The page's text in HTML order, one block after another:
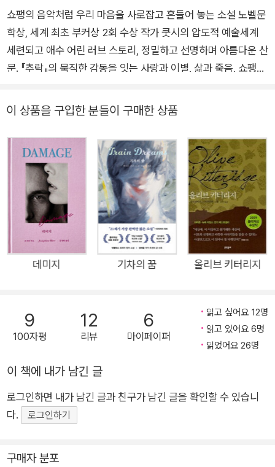
쇼팽의 음악처럼 우리 마음을 사로잡고 흔들어 놓는 소설 노벨문
학상, 세계 최초 부커상 2회 수상 작가 쿳시의 압도적 예술세계
세련되고 애수 어린 러브 스토리, 정밀하고 선명하며 아름다운 산
문. 『추락』의 묵직한 감동을 잇는 사랑과 이별, 삶과 죽음, 쇼팽의
머금고 죽을 겁니다.” 음악이 사람을 더 좋게 만든다고 생각하는,
한 쇼팽 전문 폴란드 피아니스트. 두 사람 사이에 벌어지는 은밀
한 사랑 이야기가 간결하지만 팽팽하게 감긴 스프링 같은 산문으
로 그려진다. 곧 마음 깊은 곳의 에너지를 폭발시키는 놀라운 반
전이 기다리고 있다. 이 소설은 원제 『The Pole(폴란드인)』이 상
징하는 것처럼 폴란드 출신 작곡가 쇼팽의 사랑 이야기가 기저에
깔려 있다. 쇼팽과 그의 연인 상드가 도피 여행을 한 마요르카에
서 남녀 주인공의 관계가 전환점을 갖는다. 피아니스트가 주인공
이어서 음악 소설처럼 읽히기도 한다. 쇼팽 음악을 바흐 풍으로
하는 이들을 사로잡는 흥미로운 요소가 곳곳에 숨어 있다. 이 소
설은 또 단테의 『새로운 인생』과 『신곡』에 나오는 단테와 베아트
리체 이야기가 하나의 원형으로 등장한다. 단테의 스토리는 남성
의 시각에서 쓴 것이지만, 『폴란드인』은 뮤즈인 여성의 시각에서
쓴 것이어서 큰 차이가 있다. J.M. 쿳시는 의심할 여지 없이, 우리
시대의 가장 영향력 있는—그리고 도발적인—작가 중 한 사람이
다. 그는 『폴란드인』에서 특유의 통찰력과 날카로운 위트를 갖고
다양한 감동의 순간을 환기하는 잊을 수 없는 작품이다. 영어로
이 상품을 구입한 분들이 구매한 상품
데미지 기차의 꿈 올리브 키터리지
9
100자평
12
리뷰
6
마이페이퍼
읽고 싶어요 12명
읽고 있어요 6명
읽었어요 26명
이 책에 내가 남긴 글
로그인하면 내가 남긴 글과 친구가 남긴 글을 확인할 수 있습니
다.
로그인하기
구매자 분포